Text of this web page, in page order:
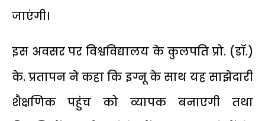
जाएंगी।
इस अवसर पर विश्वविद्यालय के कुलपति प्रो. (डॉ.)
के. प्रतापन ने कहा कि इग्नू के साथ यह साझेदारी
शैक्षणिक पहुंच को व्यापक बनाएगी तथा